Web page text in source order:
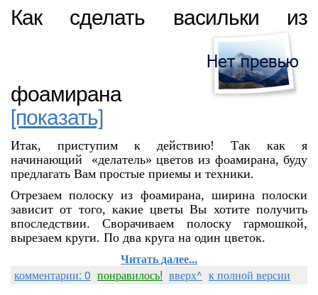
Как сделать васильки из
фоамирана
[показать]
Итак, приступим к действию! Так как я
начинающий «делатель» цветов из фоамирана, буду
предлагать Вам простые приемы и техники.
Отрезаем полоску из фоамирана, ширина полоски
зависит от того, какие цветы Вы хотите получить
впоследствии. Сворачиваем полоску гармошкой,
вырезаем круги. По два круга на один цветок.
Читать далее...
комментарии: 0 понравилось! вверх^ к полной версии